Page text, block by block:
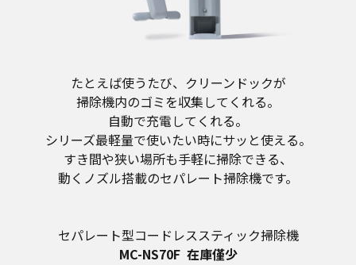
たとえば使うたび、クリーンドックが
掃除機内のゴミを収集してくれる。
自動で充電してくれる。
シリーズ最軽量で使いたい時にサッと使える。
すき間や狭い場所も手軽に掃除できる、
動くノズル搭載のセパレート掃除機です。
セパレート型コードレススティック掃除機
MC-NS70F 在庫僅少